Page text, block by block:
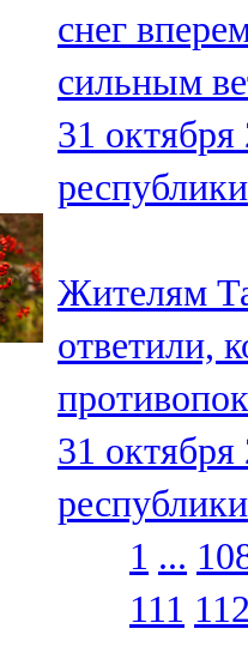
снег
сильным
31 октября
республики
Жителям
ответили,
31 октября
республики
1 ...
111 112